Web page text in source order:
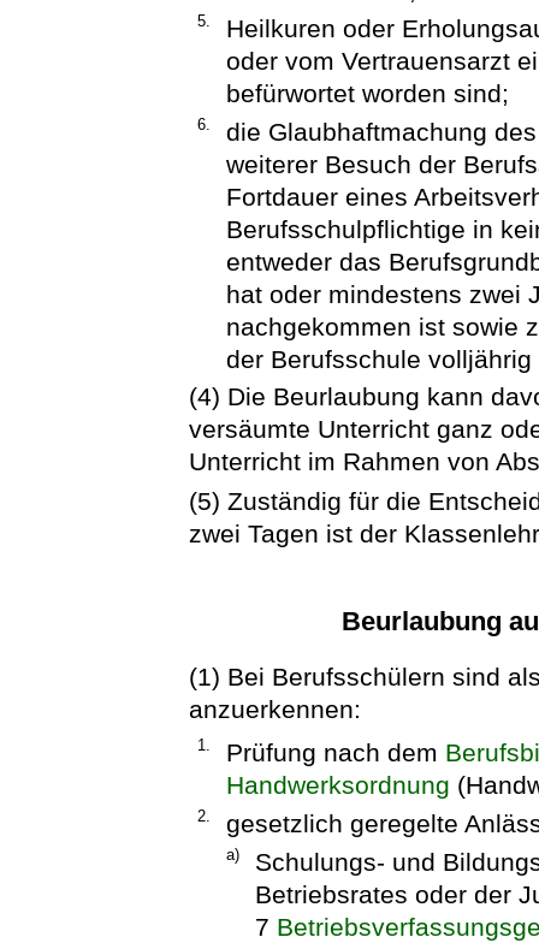
5.
Heilkuren oder
oder vom Vertrauensarzt
befürwortet worden sind;
6.
die Glaubhaftmachung
weiterer Besuch der
Fortdauer eines
Berufsschulpflichtige in
entweder das
hat oder mindestens zwei
nachgekommen ist sowie
der Berufsschule volljährig
(4) Die Beurlaubung kann
versäumte Unterricht ganz
Unterricht im Rahmen von
(5) Zuständig für die
zwei Tagen ist der
Beurlaubung
(1) Bei Berufsschülern sind
anzuerkennen:
1. Prüfung nach dem
Handwerksordnung
2. gesetzlich geregelte
a)
Schulungs- und
Betriebsrates oder der
7